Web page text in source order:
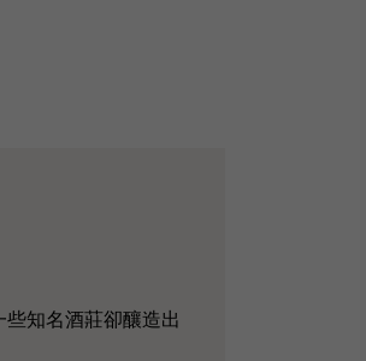
知名酒莊卻釀造出